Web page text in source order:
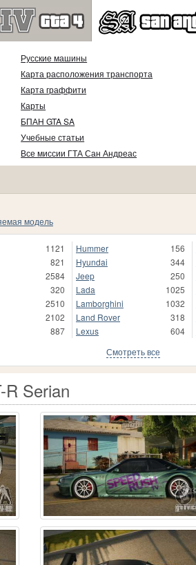
Русские машины
Карта расположения транспорта
Карта граффити
Карты
БПАН GTA SA
Учебные статьи
Все миссии ГТА Сан Андреас
модель
1121
821
2584
320
2510
2102
887
Hummer
156
Hyundai
344
Jeep
250
Lada
1025
Lamborghini
1032
Land Rover
318
Lexus
604
Смотреть все
R Serian